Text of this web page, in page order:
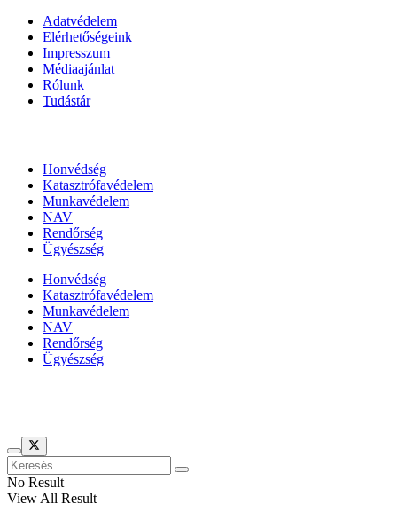
Adatvédelem
Elérhetőségeink
Impresszum
Médiaajánlat
Rólunk
Tudástár
Honvédség
Katasztrófavédelem
Munkavédelem
NAV
Rendőrség
Ügyészség
Honvédség
Katasztrófavédelem
Munkavédelem
NAV
Rendőrség
Ügyészség
No Result
View All Result